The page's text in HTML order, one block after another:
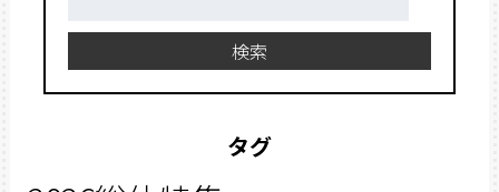
検索
タグ